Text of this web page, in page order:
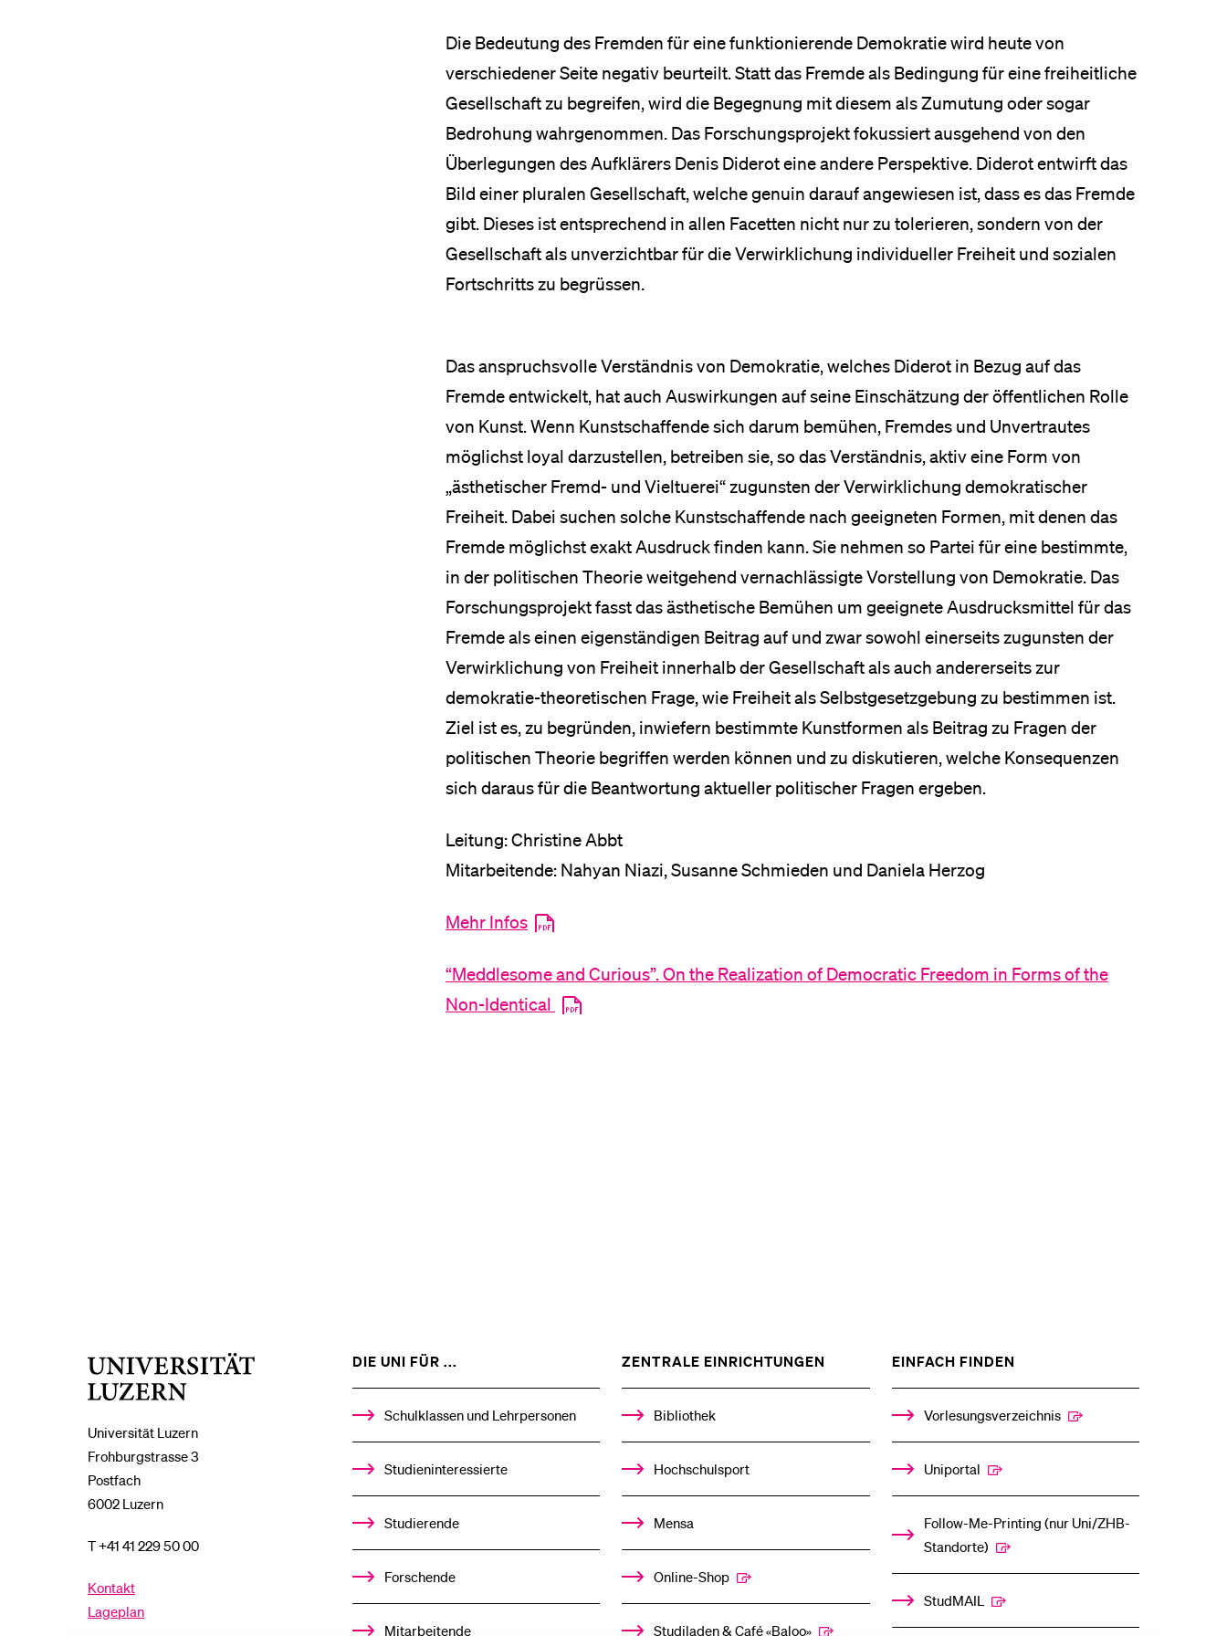
Die Bedeutung des Fremden für eine funktionierende Demokratie wird heute von
verschiedener Seite negativ beurteilt. Statt das Fremde als Bedingung für eine freiheitliche
Gesellschaft zu begreifen, wird die Begegnung mit diesem als Zumutung oder sogar
Bedrohung wahrgenommen. Das Forschungsprojekt fokussiert ausgehend von den
Überlegungen des Aufklärers Denis Diderot eine andere Perspektive. Diderot entwirft das
Bild einer pluralen Gesellschaft, welche genuin darauf angewiesen ist, dass es das Fremde
gibt. Dieses ist entsprechend in allen Facetten nicht nur zu tolerieren, sondern von der
Gesellschaft als unverzichtbar für die Verwirklichung individueller Freiheit und sozialen
Fortschritts zu begrüssen.
Das anspruchsvolle Verständnis von Demokratie, welches Diderot in Bezug auf das
Fremde entwickelt, hat auch Auswirkungen auf seine Einschätzung der öffentlichen Rolle
von Kunst. Wenn Kunstschaffende sich darum bemühen, Fremdes und Unvertrautes
möglichst loyal darzustellen, betreiben sie, so das Verständnis, aktiv eine Form von
„ästhetischer Fremd- und Vieltuerei“ zugunsten der Verwirklichung demokratischer
Freiheit. Dabei suchen solche Kunstschaffende nach geeigneten Formen, mit denen das
Fremde möglichst exakt Ausdruck finden kann. Sie nehmen so Partei für eine bestimmte,
in der politischen Theorie weitgehend vernachlässigte Vorstellung von Demokratie. Das
Forschungsprojekt fasst das ästhetische Bemühen um geeignete Ausdrucksmittel für das
Fremde als einen eigenständigen Beitrag auf und zwar sowohl einerseits zugunsten der
Verwirklichung von Freiheit innerhalb der Gesellschaft als auch andererseits zur
demokratie-theoretischen Frage, wie Freiheit als Selbstgesetzgebung zu bestimmen ist.
Ziel ist es, zu begründen, inwiefern bestimmte Kunstformen als Beitrag zu Fragen der
politischen Theorie begriffen werden können und zu diskutieren, welche Konsequenzen
sich daraus für die Beantwortung aktueller politischer Fragen ergeben.
Leitung: Christine Abbt
Mitarbeitende: Nahyan Niazi, Susanne Schmieden und Daniela Herzog
Mehr Infos
“Meddlesome and Curious”. On the Realization of Democratic Freedom in Forms of the
Non-Identical
Universität Luzern
Frohburgstrasse 3
Postfach
6002 Luzern
T +41 41 229 50 00
Kontakt
Lageplan
DIE UNI FÜR ...
%1$S
UNTERMENÜ
Schulklassen und Lehrpersonen
Studieninteressierte
Studierende
Forschende
Mitarbeitende
ZENTRALE EINRICHTUNGEN
%1$S
UNTERMENÜ
Bibliothek
Hochschulsport
Mensa
Online-Shop
Studiladen & Café «Baloo»
EINFACH FINDEN
%1$S
UNTERMENÜ
Vorlesungsverzeichnis
Uniportal
Follow-Me-Printing­ ­(nur Uni/ZHB-
Standorte)
StudMAIL
Förderer
Medien